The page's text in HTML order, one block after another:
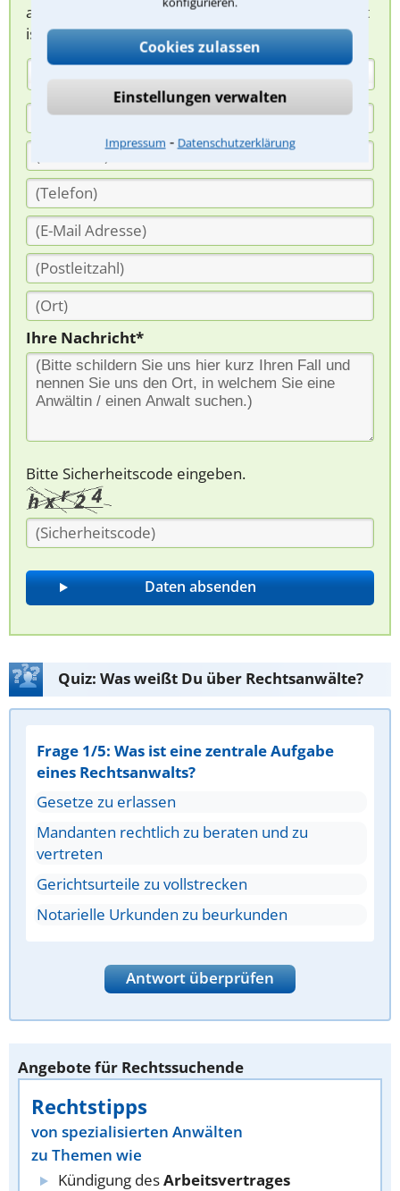
Cookies zulassen
Einstellungen verwalten
Impressum ⁃ Datenschutzerklärung
abzuklären. Die Rückmeldung durch einen Anwalt
ist für Sie kostenlos.
Ihre Nachricht*
Bitte Sicherheitscode eingeben.
Quiz: Was weißt Du über Rechtsanwälte?
Frage 1/5: Was ist eine zentrale Aufgabe
eines Rechtsanwalts?
Gesetze zu erlassen
Mandanten rechtlich zu beraten und zu
vertreten
Gerichtsurteile zu vollstrecken
Notarielle Urkunden zu beurkunden
Antwort überprüfen
Angebote für Rechtssuchende
Rechtstipps
von spezialisierten Anwälten
zu Themen wie
Kündigung desArbeitsvertrages